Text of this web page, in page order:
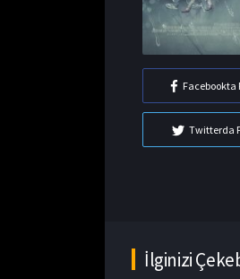
Facebookta
Twitterda
İlginizi